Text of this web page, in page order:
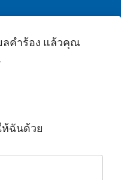
ลคำร้อง แล้วคุณ
ห้ฉันด้วย